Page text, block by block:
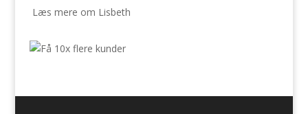
Læs mere om Lisbeth